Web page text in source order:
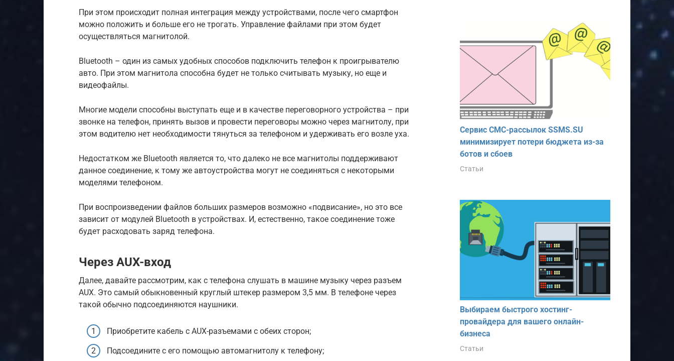
При этом происходит полная интеграция между устройствами, после чего смартфон
можно положить и больше его не трогать. Управление файлами при этом будет
осуществляться магнитолой.
Bluetooth – один из самых удобных способов подключить телефон к проигрывателю
авто. При этом магнитола способна будет не только считывать музыку, но еще и
видеофайлы.
Многие модели способны выступать еще и в качестве переговорного устройства – при
звонке на телефон, принять вызов и провести переговоры можно через магнитолу, при
этом водителю нет необходимости тянуться за телефоном и удерживать его возле уха.
Недостатком же Bluetooth является то, что далеко не все магнитолы поддерживают
данное соединение, к тому же автоустройства могут не соединяться с некоторыми
моделями телефоном.
При воспроизведении файлов больших размеров возможно «подвисание», но это все
зависит от модулей Bluetooth в устройствах. И, естественно, такое соединение тоже
будет расходовать заряд телефона.
Через AUX-вход
Далее, давайте рассмотрим, как с телефона слушать в машине музыку через разъем
AUX. Это самый обыкновенный круглый штекер размером 3,5 мм. В телефоне через
такой обычно подсоединяются наушники.
Приобретите кабель с AUX-разъемами с обеих сторон;
Подсоедините с его помощью автомагнитолу к телефону;
Сервис СМС-рассылок SSMS.SU
минимизирует потери бюджета из-за
ботов и сбоев
Статьи
Выбираем быстрого хостинг-
провайдера для вашего онлайн-
бизнеса
Статьи